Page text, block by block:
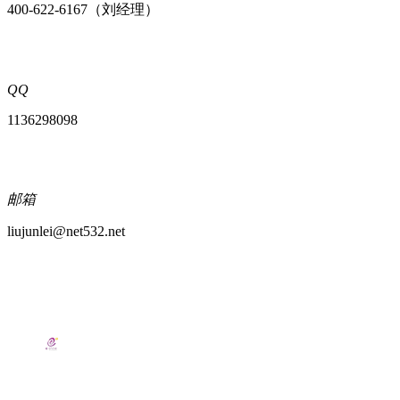
400-622-6167（刘经理）
QQ
1136298098
邮箱
liujunlei@net532.net